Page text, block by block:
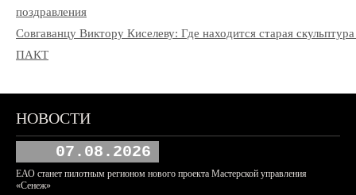
поздравления
Совгаванцу Виктору Киселеву: Где находится старая
ПАКТ
НОВОСТИ
07.08.2026
ЕАО станет пилотным регионом нового проекта Мастерской управления
«Сенеж»